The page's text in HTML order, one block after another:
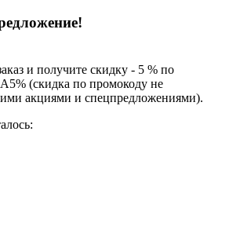
и получите скидку - 5 % по
(скидка по промокоду не
акциями и спецпредложениями).